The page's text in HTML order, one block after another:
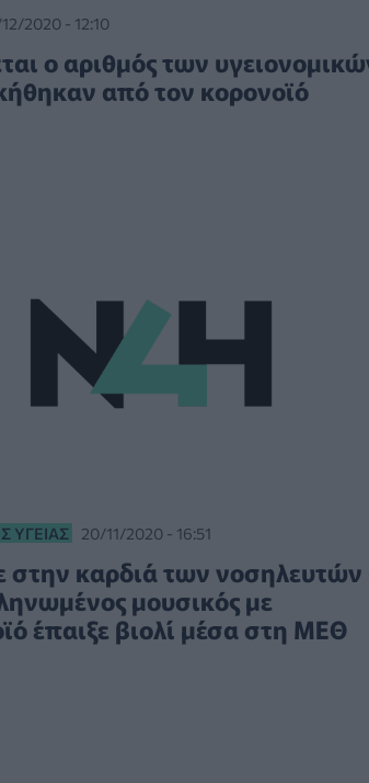
2020 - 12:10
ο αριθμός των
από τον κορονοϊό
ΥΓΕΊΑΣ 20/11/2020 - 16:51
στην καρδιά των νοσηλευτών
μουσικός με
έπαιξε βιολί μέσα στη ΜΕΘ